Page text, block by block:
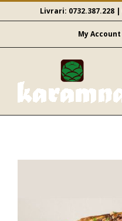
to
Livrari: 0732.387.228 |
My Account